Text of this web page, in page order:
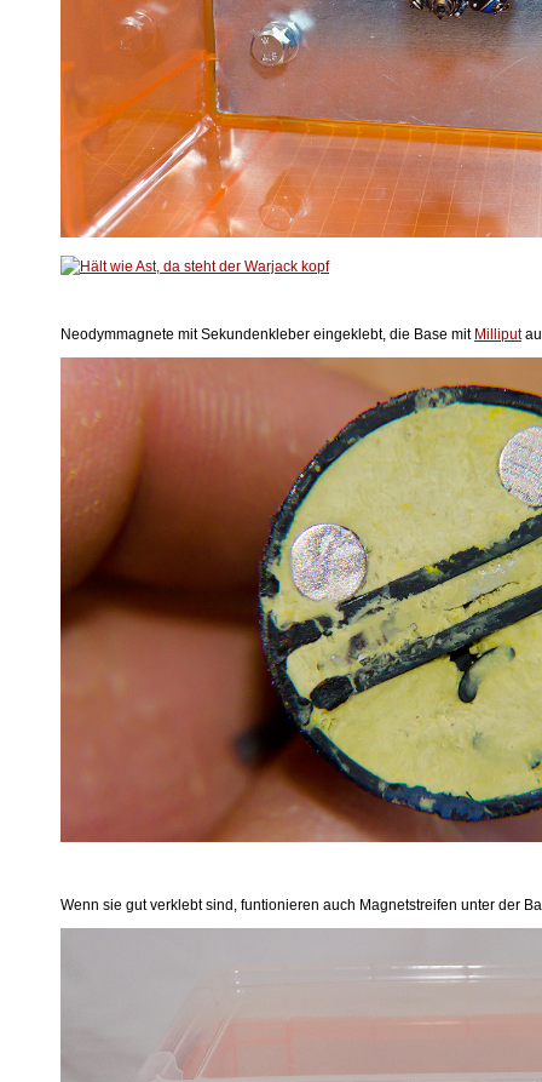
Neodymmagnete mit Sekundenkleber eingeklebt, die Base mit Milliput
Wenn sie gut verklebt sind, funtionieren auch Magnetstreifen unter der